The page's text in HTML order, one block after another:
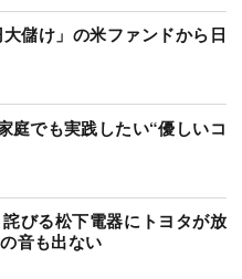
儲け」の米ファンドから日
庭でも実践したい“優しいコ
びる松下電器にトヨタが放
音も出ない